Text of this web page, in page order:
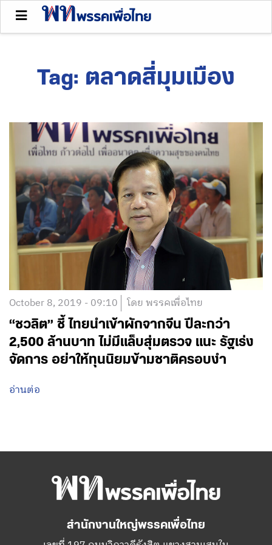
Tag: ตลาดสี่มุมเมือง
October 8, 2019 - 09:10 โดย พรรคเพื่อไทย
“ชวลิต” ชี้ ไทยนำเข้าผักจากจีน ปีละกว่า
2,500 ล้านบาท ไม่มีแล็บสุ่มตรวจ แนะ รัฐเร่ง
จัดการ อย่าให้ทุนนิยมข้ามชาติครอบงำ
อ่านต่อ
สำนักงานใหญ่พรรคเพื่อไทย